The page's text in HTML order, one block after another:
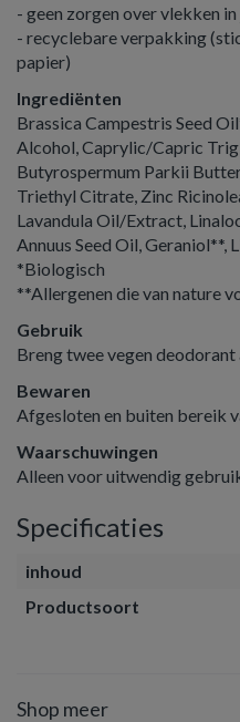
- geen zorgen over vlekken
- recyclebare verpakking
papier)
Ingrediënten
Brassica Campestris Seed
Alcohol, Caprylic/Capric
Butyrospermum Parkii
Triethyl Citrate, Zinc
Lavandula Oil/Extract,
Annuus Seed Oil, Geraniol**,
*Biologisch
**Allergenen die van nature
Gebruik
Breng twee vegen deodorant
Bewaren
Afgesloten en buiten bereik
Waarschuwingen
Alleen voor uitwendig
Specificaties
inhoud
Productsoort
Shop meer